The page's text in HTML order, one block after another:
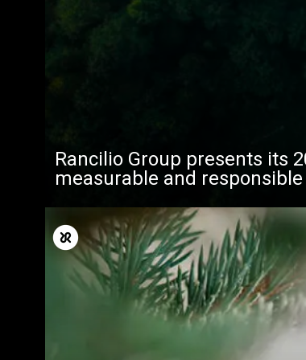
Rancilio Group presents its
measurable and